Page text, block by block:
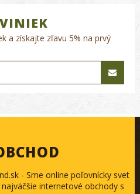
a získajte zľavu 5% na prvý
- Sme online poľovnícky svet
internetové obchody s